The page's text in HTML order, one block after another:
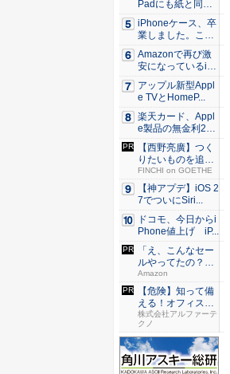
Padにも紙と同じ
滑ら...
iPhoneケース、卒
業しました。これ
か...
Amazonで再び激
安になっているiP
h...
アップル新型Appl
e TVとHomeP...
楽天カード、Appl
e製品の無金利24
回...
【西野亮廣】つく
りたいものを追求
できる環...
FINCHI on GOETHE
【神アプデ】iOS 2
7でついにSiri...
ドコモ、今日からi
Phone値上げ iP...
「え、こんなセー
ルやってたの？」
80％O...
Amazon
【危険】知って備
える！オフィスの
セキュリ...
株式会社アルファーテ
クノ